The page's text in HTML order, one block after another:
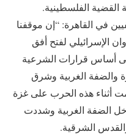
الفلسطينية.
في القاهرة: “إن موقفنا
الإسرائيلي لفتح أفق
أساس قرارات الشرعية
والضفة الغربية وشرق
أثناء هذه الحرب على غزة
داخل الضفة الغربية وشددت
الشرقية.